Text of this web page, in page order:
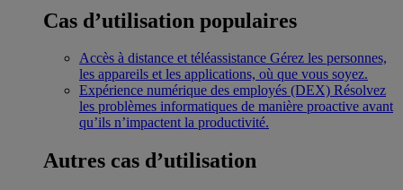
Cas d’utilisation populaires
Accès à distance et téléassistance Gérez les personnes,
les appareils et les applications, où que vous soyez.
Expérience numérique des employés (DEX) Résolvez
les problèmes informatiques de manière proactive avant
qu’ils n’impactent la productivité.
Autres cas d’utilisation